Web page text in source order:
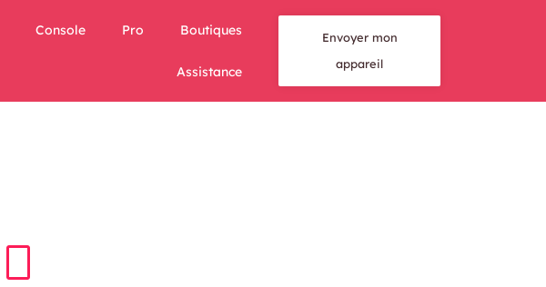
Console Pro Boutiques
Assistance
Envoyer mon
appareil